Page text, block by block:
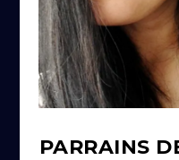
PARRAINS